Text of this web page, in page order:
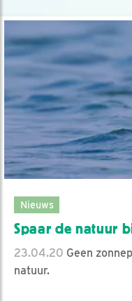
Nieuws
Spaar de natuur
23.04.20 Geen
natuur.